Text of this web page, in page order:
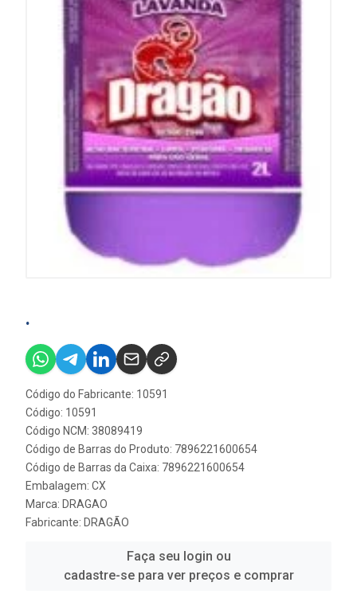
.
Código do Fabricante: 10591
Código: 10591
Código NCM: 38089419
Código de Barras do Produto: 7896221600654
Código de Barras da Caixa: 7896221600654
Embalagem: CX
Marca: DRAGAO
Fabricante: DRAGÃO
Faça seu login ou
cadastre-se para ver preços e comprar